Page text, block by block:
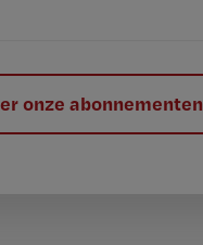
onze abonnementen